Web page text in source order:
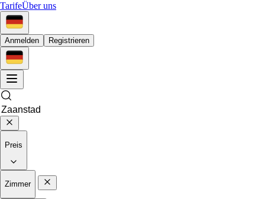
TarifeÜber uns
Anmelden Registrieren
Preis
Zimmer